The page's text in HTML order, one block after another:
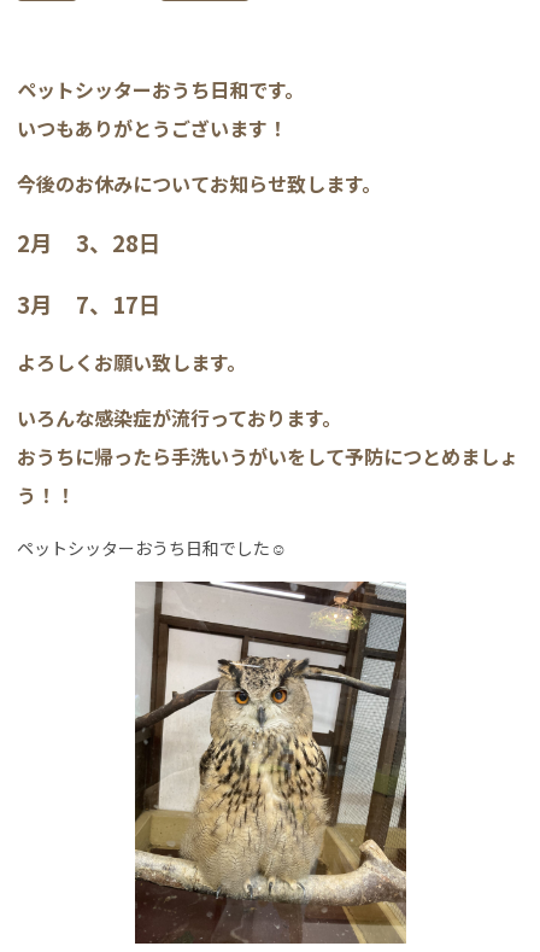
ペットシッターおうち日和です。
いつもありがとうございます！
今後のお休みについてお知らせ致します。
2月 3、28日
3月 7、17日
よろしくお願い致します。
いろんな感染症が流行っております。
おうちに帰ったら手洗いうがいをして予防につとめましょ
う！！
ペットシッターおうち日和でした☺︎